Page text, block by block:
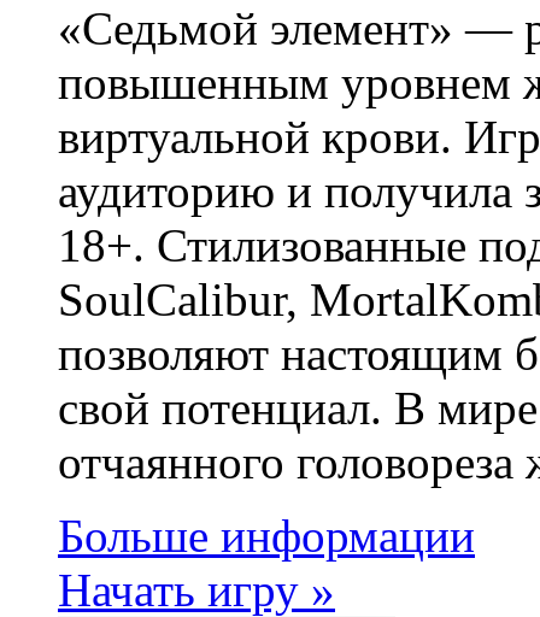
«Седьмой элемент» ―
повышенным уровнем
виртуальной крови.
аудиторию и получила
18+. Стилизованные
SoulCalibur,
позволяют настоящим
свой потенциал. В
отчаянного
Больше информации
Начать игру »